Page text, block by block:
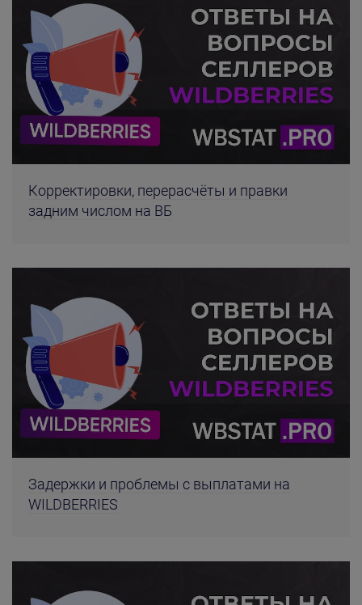
Корректировки, перерасчёты и правки
задним числом на ВБ
Задержки и проблемы с выплатами на
WILDBERRIES